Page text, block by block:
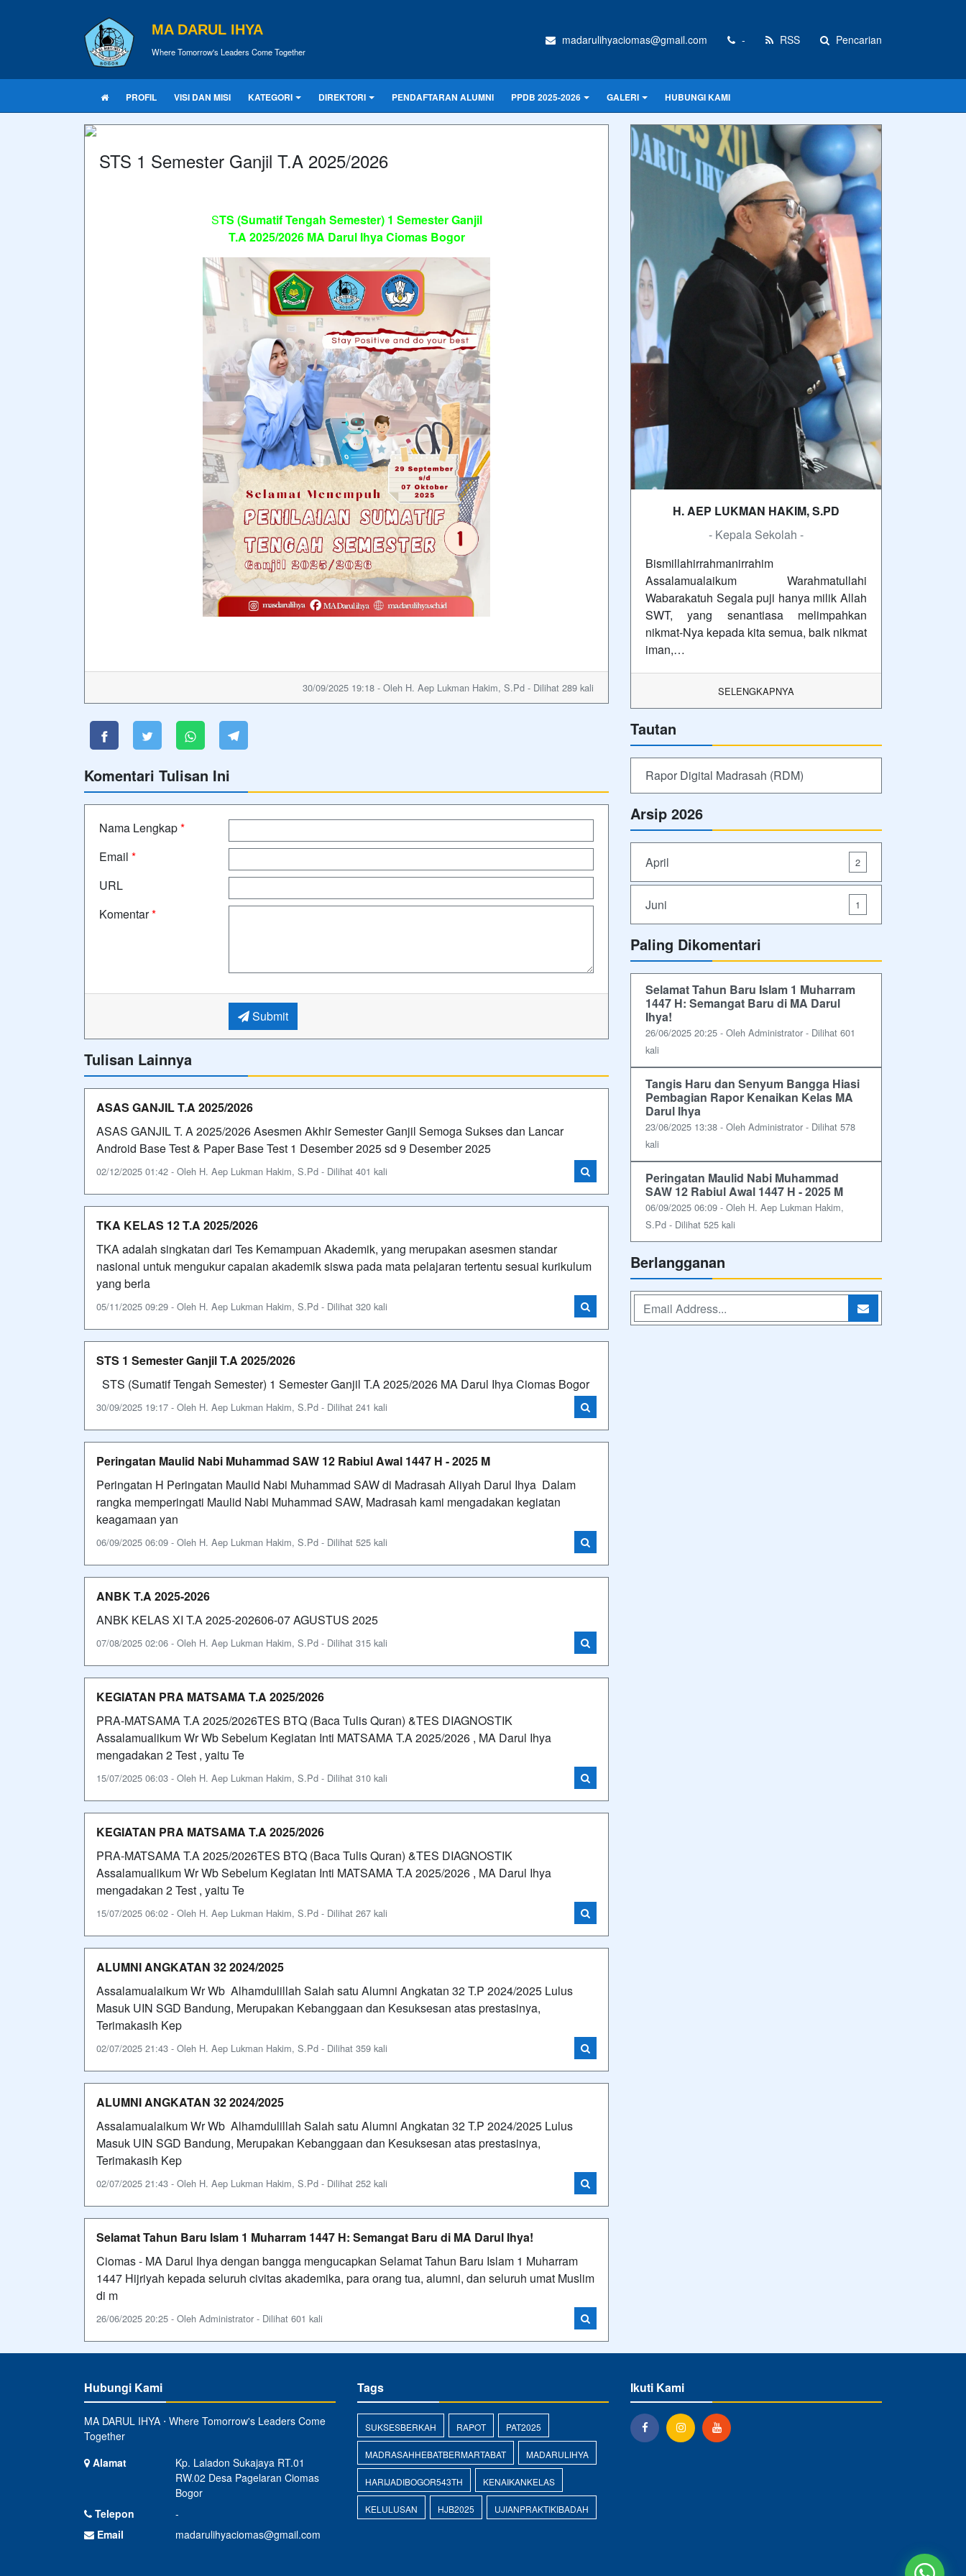
MA DARUL IHYA
Where Tomorrow's Leaders Come Together
madarulihyaciomas@gmail.com - RSS Pencarian
PROFIL VISI DAN MISI KATEGORI DIREKTORI PENDAFTARAN ALUMNI PPDB 2025-2026 GALERI HUBUNGI KAMI
STS 1 Semester Ganjil T.A 2025/2026
STS (Sumatif Tengah Semester) 1 Semester Ganjil
T.A 2025/2026 MA Darul Ihya Ciomas Bogor
30/09/2025 19:18 - Oleh H. Aep Lukman Hakim, S.Pd - Dilihat 289 kali
Komentari Tulisan Ini
Nama Lengkap*
Email *
URL
Komentar*
Submit
Tulisan Lainnya
ASAS GANJIL T.A 2025/2026
ASAS GANJIL T. A 2025/2026 Asesmen Akhir Semester Ganjil Semoga Sukses dan Lancar
Android Base Test & Paper Base Test 1 Desember 2025 sd 9 Desember 2025
02/12/2025 01:42 - Oleh H. Aep Lukman Hakim, S.Pd - Dilihat 401 kali
TKA KELAS 12 T.A 2025/2026
TKA adalah singkatan dari Tes Kemampuan Akademik, yang merupakan asesmen standar
nasional untuk mengukur capaian akademik siswa pada mata pelajaran tertentu sesuai kurikulum
yang berla
05/11/2025 09:29 - Oleh H. Aep Lukman Hakim, S.Pd - Dilihat 320 kali
STS 1 Semester Ganjil T.A 2025/2026
STS (Sumatif Tengah Semester) 1 Semester Ganjil T.A 2025/2026 MA Darul Ihya Ciomas Bogor
30/09/2025 19:17 - Oleh H. Aep Lukman Hakim, S.Pd - Dilihat 241 kali
Peringatan Maulid Nabi Muhammad SAW 12 Rabiul Awal 1447 H - 2025 M
Peringatan H Peringatan Maulid Nabi Muhammad SAW di Madrasah Aliyah Darul Ihya Dalam
rangka memperingati Maulid Nabi Muhammad SAW, Madrasah kami mengadakan kegiatan
keagamaan yan
06/09/2025 06:09 - Oleh H. Aep Lukman Hakim, S.Pd - Dilihat 525 kali
ANBK T.A 2025-2026
ANBK KELAS XI T.A 2025-202606-07 AGUSTUS 2025
07/08/2025 02:06 - Oleh H. Aep Lukman Hakim, S.Pd - Dilihat 315 kali
KEGIATAN PRA MATSAMA T.A 2025/2026
PRA-MATSAMA T.A 2025/2026TES BTQ (Baca Tulis Quran) &TES DIAGNOSTIK
Assalamualikum Wr Wb Sebelum Kegiatan Inti MATSAMA T.A 2025/2026 , MA Darul Ihya
mengadakan 2 Test , yaitu Te
15/07/2025 06:03 - Oleh H. Aep Lukman Hakim, S.Pd - Dilihat 310 kali
KEGIATAN PRA MATSAMA T.A 2025/2026
PRA-MATSAMA T.A 2025/2026TES BTQ (Baca Tulis Quran) &TES DIAGNOSTIK
Assalamualikum Wr Wb Sebelum Kegiatan Inti MATSAMA T.A 2025/2026 , MA Darul Ihya
mengadakan 2 Test , yaitu Te
15/07/2025 06:02 - Oleh H. Aep Lukman Hakim, S.Pd - Dilihat 267 kali
ALUMNI ANGKATAN 32 2024/2025
Assalamualaikum Wr Wb Alhamdulillah Salah satu Alumni Angkatan 32 T.P 2024/2025 Lulus
Masuk UIN SGD Bandung, Merupakan Kebanggaan dan Kesuksesan atas prestasinya,
Terimakasih Kep
02/07/2025 21:43 - Oleh H. Aep Lukman Hakim, S.Pd - Dilihat 359 kali
ALUMNI ANGKATAN 32 2024/2025
Assalamualaikum Wr Wb Alhamdulillah Salah satu Alumni Angkatan 32 T.P 2024/2025 Lulus
Masuk UIN SGD Bandung, Merupakan Kebanggaan dan Kesuksesan atas prestasinya,
Terimakasih Kep
02/07/2025 21:43 - Oleh H. Aep Lukman Hakim, S.Pd - Dilihat 252 kali
Selamat Tahun Baru Islam 1 Muharram 1447 H: Semangat Baru di MA Darul Ihya!
Ciomas - MA Darul Ihya dengan bangga mengucapkan Selamat Tahun Baru Islam 1 Muharram
1447 Hijriyah kepada seluruh civitas akademika, para orang tua, alumni, dan seluruh umat Muslim
di m
26/06/2025 20:25 - Oleh Administrator - Dilihat 601 kali
H. AEP LUKMAN HAKIM, S.PD
- Kepala Sekolah -
Bismillahirrahmanirrahim
Assalamualaikum Warahmatullahi
Wabarakatuh Segala puji hanya milik Allah
SWT, yang senantiasa melimpahkan
nikmat-Nya kepada kita semua, baik nikmat
iman,…
SELENGKAPNYA
Tautan
Rapor Digital Madrasah (RDM)
Arsip 2026
April 2
Juni 1
Paling Dikomentari
Selamat Tahun Baru Islam 1 Muharram
1447 H: Semangat Baru di MA Darul
Ihya!
26/06/2025 20:25 - Oleh Administrator - Dilihat 601
kali
Tangis Haru dan Senyum Bangga Hiasi
Pembagian Rapor Kenaikan Kelas MA
Darul Ihya
23/06/2025 13:38 - Oleh Administrator - Dilihat 578
kali
Peringatan Maulid Nabi Muhammad
SAW 12 Rabiul Awal 1447 H - 2025 M
06/09/2025 06:09 - Oleh H. Aep Lukman Hakim,
S.Pd - Dilihat 525 kali
Berlangganan
Hubungi Kami
MA DARUL IHYA ⋅ Where Tomorrow's Leaders Come
Together
Alamat
Kp. Laladon Sukajaya RT.01
RW.02 Desa Pagelaran Ciomas
Bogor
Telepon
-
Email
madarulihyaciomas@gmail.com
Tags
SUKSESBERKAH RAPOT PAT2025
MADRASAHHEBATBERMARTABAT MADARULIHYA
HARIJADIBOGOR543TH KENAIKANKELAS
KELULUSAN HJB2025 UJIANPRAKTIKIBADAH
Ikuti Kami